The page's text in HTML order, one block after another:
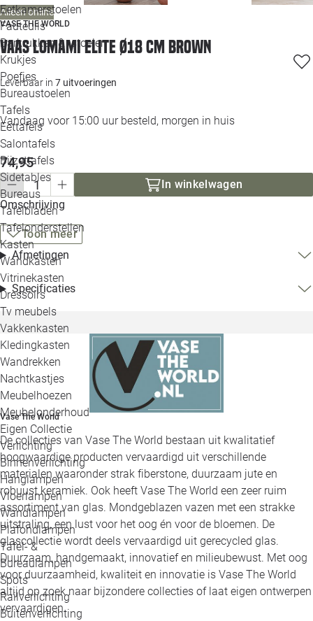
Eetkamerstoelen
Fauteuils
Barkrukken & -stoelen
Krukjes
Poefjes
Bureaustoelen
Tafels
Eettafels
Salontafels
Bijzettafels
Sidetables
Bureaus
Tafelbladen
Tafelonderstellen
Kasten
Wandkasten
Vitrinekasten
Dressoirs
Tv meubels
Vakkenkasten
Kledingkasten
Wandrekken
Nachtkastjes
Meubelhoezen
Meubelonderhoud
Eigen Collectie
Verlichting
Binnenverlichting
Hanglampen
Vloerlampen
Wandlampen
Plafondlampen
Tafel- &
Bureaulampen
Spots
Railverlichting
Buitenverlichting
Alleen online
VASE THE WORLD
Vaas Lomami Elite Ø18 cm brown
Leverbaar in 7 uitvoeringen
Vandaag voor 15:00 uur besteld, morgen in huis
74,95
In winkelwagen
Omschrijving
Toon meer
Afmetingen
Specificaties
Vase The World
De collecties van Vase The World bestaan uit kwalitatief
hoogwaardige producten vervaardigd uit verschillende
materialen waaronder strak fiberstone, duurzaam jute en
robuust keramiek. Ook heeft Vase The World een zeer ruim
assortiment van glas. Mondgeblazen vazen met een strakke
uitstraling, een lust voor het oog én voor de bloemen. De
glascollectie wordt deels vervaardigd uit gerecycled glas.
Duurzaam, handgemaakt, innovatief en milieubewust. Met oog
voor duurzaamheid, kwaliteit en innovatie is Vase The World
altijd op zoek naar bijzondere collecties of laat eigen ontwerpen
vervaardigen.